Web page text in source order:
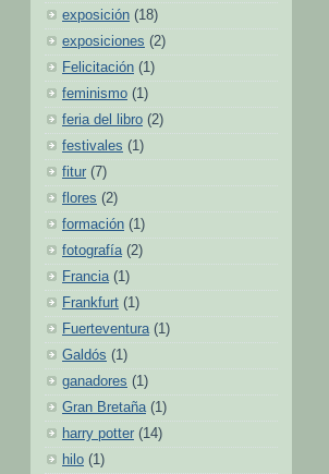
exposición (18)
exposiciones (2)
Felicitación (1)
feminismo (1)
feria del libro (2)
festivales (1)
fitur (7)
flores (2)
formación (1)
fotografía (2)
Francia (1)
Frankfurt (1)
Fuerteventura (1)
Galdós (1)
ganadores (1)
Gran Bretaña (1)
harry potter (14)
hilo (1)